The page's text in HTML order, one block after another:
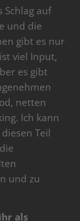
Schlag auf
und die
gibt es nur
viel Input,
es gibt
netten
Ich kann
Teil
und zu
als